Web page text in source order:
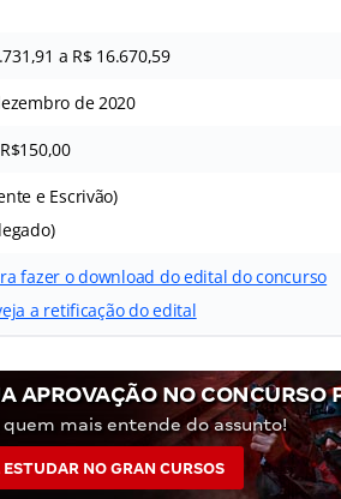
a R$ 16.670,59
de 2020
e Escrivão)
fazer o download do edital do concurso
a retificação do edital
APROVAÇÃO NO CONCURSO
mais entende do assunto!
ESTUDAR NO GRAN CURSOS